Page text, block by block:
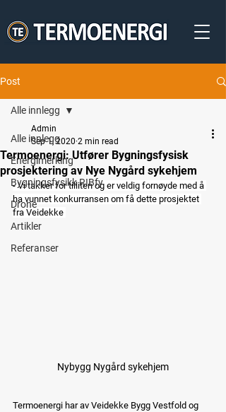
Post
Alle innlegg
Energimerking
Bygningsfysikk RIBfy
Drone
Artikler
Referanser
Alle innlegg
Termoenergi: Utfører Bygningsfysisk
prosjektering av Nye Nygård sykehjem
Admin
Sep 1, 2020 2 min read
- Vi takker for tilliten og er veldig fornøyde med å
ha vunnet konkurransen om få dette prosjektet
fra Veidekke
Nybygg Nygård sykehjem
Termoenergi har av Veidekke Bygg Vestfold og